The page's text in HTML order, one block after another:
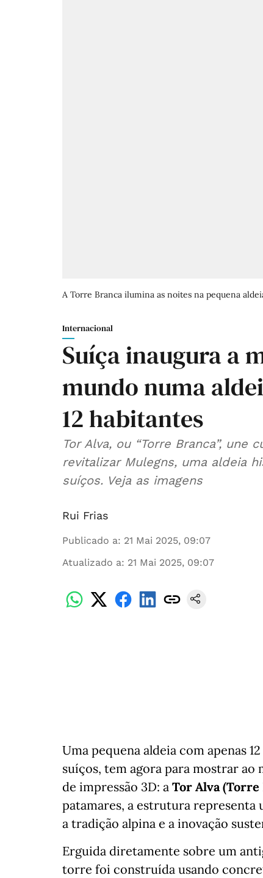
A Torre Branca ilumina as noites na pequena
Internacional
Suíça inaugura a
mundo numa
12 habitantes
Tor Alva, ou “Torre Branca”,
revitalizar Mulegns, uma aldeia
suíços. Veja as imagens
Rui Frias
Publicado a: 21 Mai 2025, 09:07
Atualizado a: 21 Mai 2025, 09:07
Uma pequena aldeia com apenas
suíços, tem agora para mostrar
de impressão 3D: a Tor Alva (Torre
patamares, a estrutura representa
a tradição alpina e a inovação
Erguida diretamente sobre um
torre foi construída usando